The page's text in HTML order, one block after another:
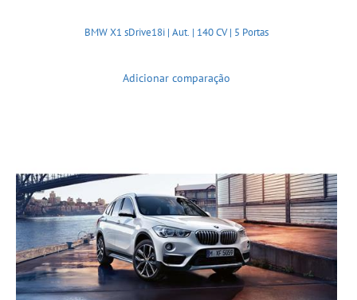
BMW X1 sDrive18i | Aut. | 140 CV | 5 Portas
Adicionar comparação